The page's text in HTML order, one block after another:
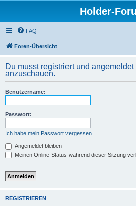
Holder-
FAQ
Foren-Übersicht
Du musst registriert und
anzuschauen.
Benutzername:
Passwort:
Ich habe mein Passwort vergessen
Angemeldet bleiben
Meinen Online-Status während dieser Sitzung
REGISTRIEREN